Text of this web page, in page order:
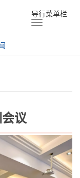
导行菜单栏
议